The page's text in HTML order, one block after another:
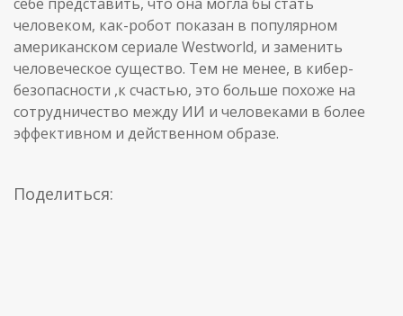
человеком, как-робот показан в популярном
американском сериале Westworld, и заменить
человеческое существо. Тем не менее, в кибер-
безопасности ,к счастью, это больше похоже на
сотрудничество между ИИ и человеками в более
эффективном и действенном образе.
Поделиться: